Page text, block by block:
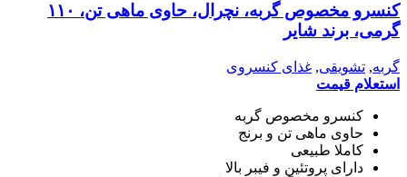
کنسرو مخصوص گربه، نچرال، حاوی ماهی تن، ۱۱۰
گرمی، برند شایر
گربه, تشویقی, غذای کنسروی
استعلام قیمت
کنسرو مخصوص گربه
حاوی ماهی تن و برنج
کاملا طبیعی
دارای پروتئین و فیبر بالا